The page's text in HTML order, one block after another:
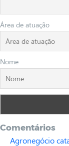
Área de atuação
Nome
Comentários
Agronegócio